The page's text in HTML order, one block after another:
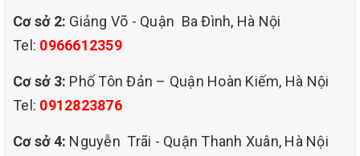
Cơ sở 2: Giảng Võ - Quận Ba Đình, Hà Nội
Tel: 0966612359
Cơ sở 3: Phố Tôn Đản – Quận Hoàn Kiếm, Hà Nội
Tel: 0912823876
Cơ sở 4: Nguyễn Trãi - Quận Thanh Xuân, Hà Nội